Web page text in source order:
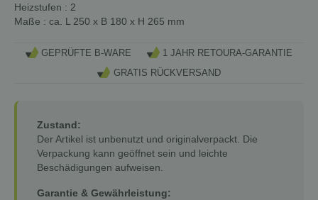
Heizstufen : 2
Maße : ca. L 250 x B 180 x H 265 mm
GEPRÜFTE B-WARE
1 JAHR RETOURA-GARANTIE
GRATIS RÜCKVERSAND
Zustand:
Der Artikel ist unbenutzt und originalverpackt. Die
Verpackung kann geöffnet sein und leichte
Beschädigungen aufweisen.
Garantie & Gewährleistung: